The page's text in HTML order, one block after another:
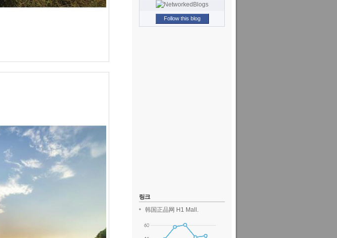
Follow this blog
링크
韩国正品网 H1 Mall.